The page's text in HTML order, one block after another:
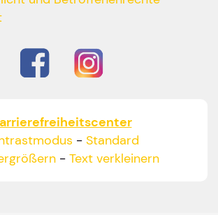
- Standard
- Text verkleinern